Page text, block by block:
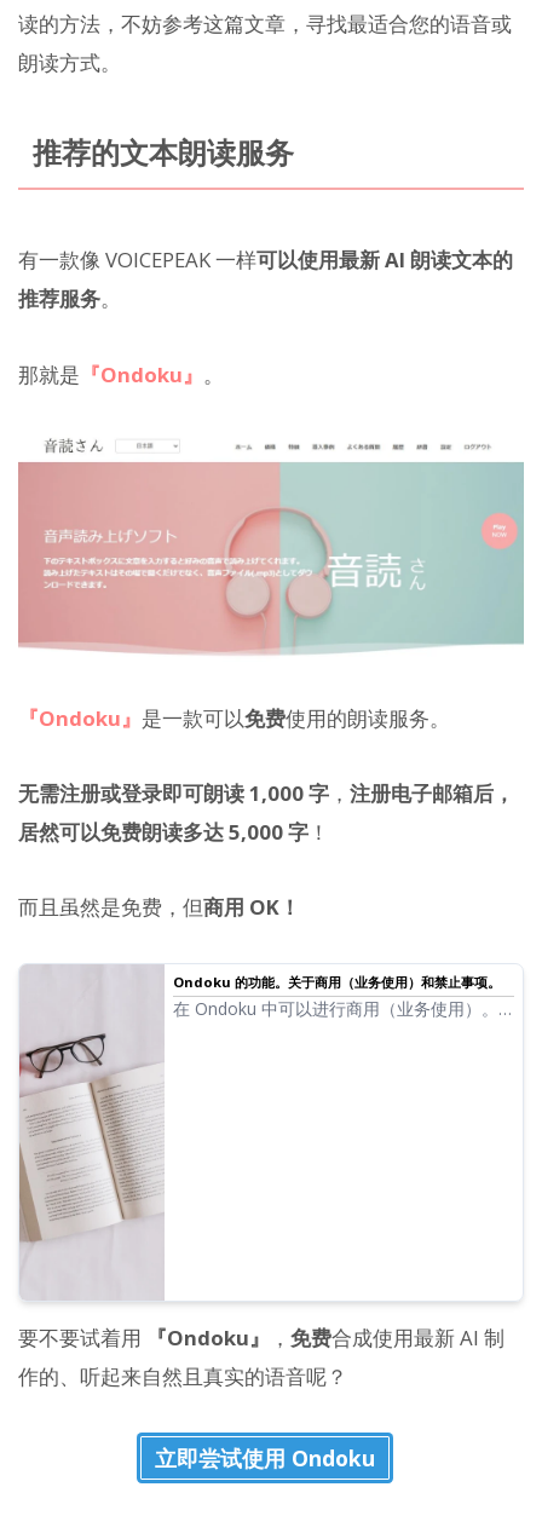
读的方法，不妨参考这篇文章，寻找最适合您的语音或
朗读方式。
推荐的文本朗读服务
有一款像 VOICEPEAK 一样可以使用最新 AI 朗读文本的
推荐服务。
那就是 『Ondoku』 。
『Ondoku』 是一款可以免费使用的朗读服务。
无需注册或登录即可朗读 1,000 字 ， 注册电子邮箱后，
居然可以免费朗读多达 5,000 字 ！
而且虽然是免费，但商用 OK！
Ondoku 的功能。关于商用（业务使用）和禁止事项。
在 Ondoku 中可以进行商用（业务使用）。
要不要试着用 『Ondoku』 ， 免费合成使用最新 AI 制
作的、听起来自然且真实的语音呢？
立即尝试使用 Ondoku